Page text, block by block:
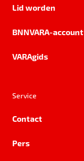
Lid worden
BNNVARA-account
VARAgids
Service
Contact
Pers